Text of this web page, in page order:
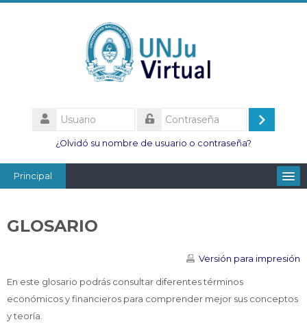
Usuario
Contraseña
Acceder
¿Olvidó su nombre de usuario o contraseña?
Principal
Escuelas
Institutos
GLOSARIO
Versión para impresión
En este glosario podrás consultar diferentes términos
económicos y financieros para comprender mejor sus conceptos
y teoría.